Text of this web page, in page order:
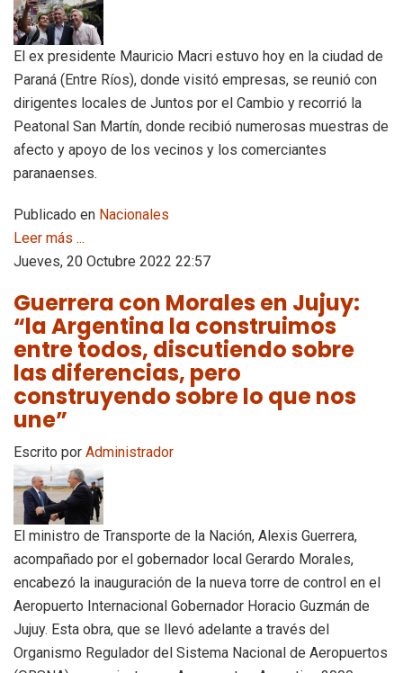
El ex presidente Mauricio Macri estuvo hoy en la ciudad de
Paraná (Entre Ríos), donde visitó empresas, se reunió con
dirigentes locales de Juntos por el Cambio y recorrió la
Peatonal San Martín, donde recibió numerosas muestras de
afecto y apoyo de los vecinos y los comerciantes
paranaenses.
Publicado en Nacionales
Leer más ...
Jueves, 20 Octubre 2022 22:57
Guerrera con Morales en Jujuy:
“la Argentina la construimos
entre todos, discutiendo sobre
las diferencias, pero
construyendo sobre lo que nos
une”
Escrito por Administrador
El ministro de Transporte de la Nación, Alexis Guerrera,
acompañado por el gobernador local Gerardo Morales,
encabezó la inauguración de la nueva torre de control en el
Aeropuerto Internacional Gobernador Horacio Guzmán de
Jujuy. Esta obra, que se llevó adelante a través del
Organismo Regulador del Sistema Nacional de Aeropuertos